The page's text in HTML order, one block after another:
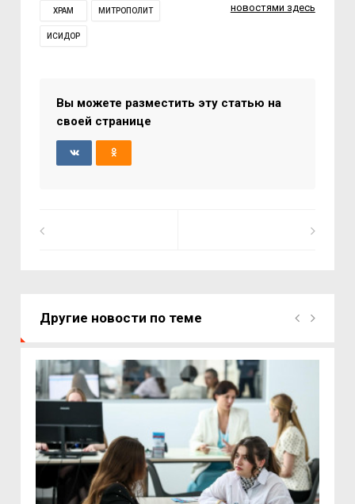
ХРАМ МИТРОПОЛИТ
ИСИДОР
новостями здесь
Вы можете разместить эту статью на
своей странице
Другие новости по теме